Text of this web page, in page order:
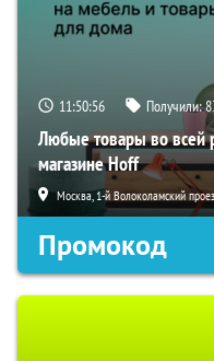
11:50:55 Получили:
Любые товары во всей
магазине Hoff
Москва, 1-й Волоколамский
Промокод